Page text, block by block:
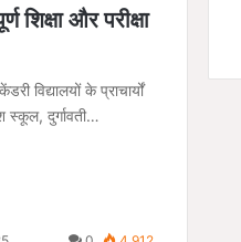
शिक्षा और परीक्षा
विद्यालयों के प्राचार्यों
स्कूल, दुर्गावती…